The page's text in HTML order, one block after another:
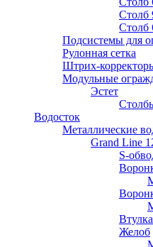
Cтолб
Столб
Подсистемы для
Рулонная сетка
Штрих-
Модульные
Эстет
Водосток
Металлические
Grand Line
S-
Желоб